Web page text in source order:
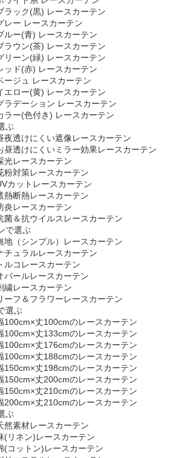
ラック(黒) レースカーテン
レー レースカーテン
ルー(青) レースカーテン
ラウン(茶) レースカーテン
リーン(緑) レースカーテン
ッド(赤) レースカーテン
ージュ レースカーテン
エロー(黄) レースカーテン
ラデーション レースカーテン
ラー(色付き) レースカーテン
ぶ
夜透けにくい遮像レースカーテン
昼透けにくいミラー効果レースカーテン
光レースカーテン
粉対策レースカーテン
カットレースカーテン
熱断熱レースカーテン
炎レースカーテン
菌＆抗ウイルスレースカーテン
で選ぶ
地（シンプル）レースカーテン
チュラルレースカーテン
ルコレースカーテン
パールレースカーテン
繍レースカーテン
ーフ＆フラワーレースカーテン
選ぶ
100cm×丈100cmのレースカーテン
100cm×丈133cmのレースカーテン
100cm×丈176cmのレースカーテン
100cm×丈188cmのレースカーテン
150cm×丈198cmのレースカーテン
150cm×丈200cmのレースカーテン
150cm×丈210cmのレースカーテン
200cm×丈210cmのレースカーテン
ぶ
然素材レースカーテン
(リネン)レースカーテン
(コットン)レースカーテン